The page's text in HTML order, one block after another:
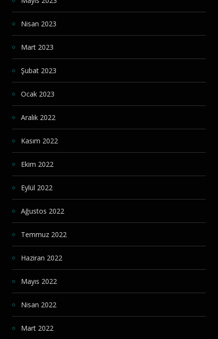
Nisan 2023
Mart 2023
Şubat 2023
Ocak 2023
Aralık 2022
Kasım 2022
Ekim 2022
Eylül 2022
Ağustos 2022
Temmuz 2022
Haziran 2022
Mayıs 2022
Nisan 2022
Mart 2022